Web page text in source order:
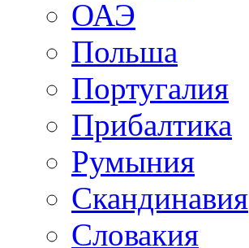
ОАЭ
Польша
Португалия
Прибалтика
Румыния
Скандинавия
Словакия